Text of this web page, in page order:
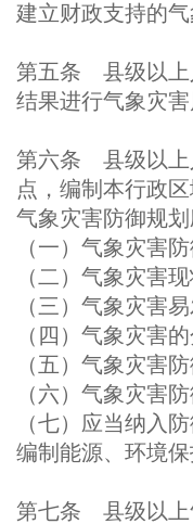
建立财政支持的
第五条 县级以上
结果进行气象灾
第六条 县级以上
点，编制本行政
气象灾害防御规
（一）气象灾害
（二）气象灾害
（三）气象灾害
（四）气象灾害
（五）气象灾害
（六）气象灾害
（七）应当纳入
编制能源、环境
第七条 县级以上